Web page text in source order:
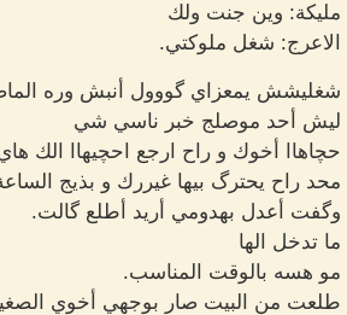
مليكة: وين جنت ولك
الاعرج: شغل ملوكتي.
شغليشش يمعزاي گووول أنبش وره
ليش أحد موصلج خبر ناسي شي
حچاهاا أخوك و راح ارجع احچيهاا الك هاي
محد راح يحترگ بيها غيررك و بذيج
وگفت أعدل بهدومي أريد أطلع گالت.
ما تدخل الها
مو هسه بالوقت المناسب.
طلعت من البيت صار بوجهي أخوي